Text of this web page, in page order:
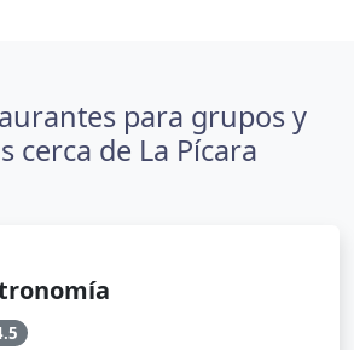
para grupos y
cerca de La Pícara